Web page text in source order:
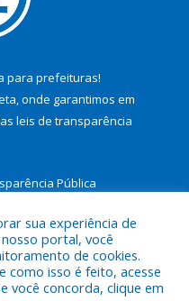
para prefeituras!
onde garantimos em
leis de transparência
Pública
Municipal de São
sua experiência de
portal, você
de cookies.
como isso é feito, acesse
você concorda, clique em